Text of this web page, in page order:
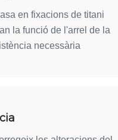
en fixacions de titani
la funció de l'arrel de la
necessària